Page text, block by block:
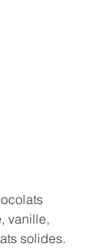
vanille,
solides.